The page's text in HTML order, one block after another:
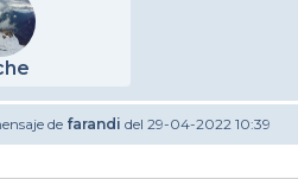
de farandi del 29-04-2022 10:39